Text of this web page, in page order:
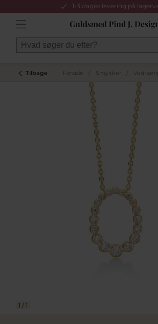
1-3 dages levering på
Tilbage Forside Smykker
1 / 1